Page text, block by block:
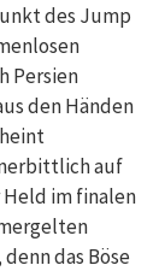
des Jump
Persien
den Händen
auf
im finalen
das Böse